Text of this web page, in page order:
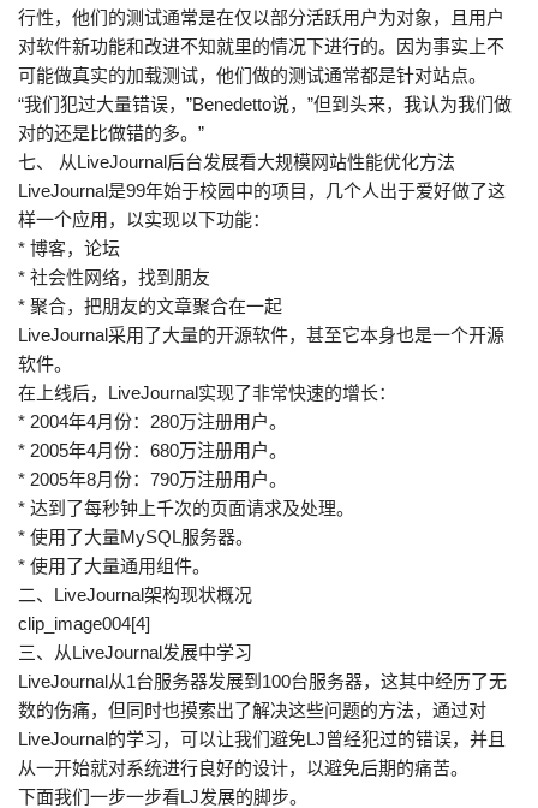
行性，他们的测试通常是在仅以部分活跃用户为对象，且用户
对软件新功能和改进不知就里的情况下进行的。因为事实上不
可能做真实的加载测试，他们做的测试通常都是针对站点。
“我们犯过大量错误，”Benedetto说，”但到头来，我认为我们做
对的还是比做错的多。”
七、 从LiveJournal后台发展看大规模网站性能优化方法
LiveJournal是99年始于校园中的项目，几个人出于爱好做了这
样一个应用，以实现以下功能：
* 博客，论坛
* 社会性网络，找到朋友
* 聚合，把朋友的文章聚合在一起
LiveJournal采用了大量的开源软件，甚至它本身也是一个开源
软件。
在上线后，LiveJournal实现了非常快速的增长：
* 2004年4月份：280万注册用户。
* 2005年4月份：680万注册用户。
* 2005年8月份：790万注册用户。
* 达到了每秒钟上千次的页面请求及处理。
* 使用了大量MySQL服务器。
* 使用了大量通用组件。
二、LiveJournal架构现状概况
clip_image004[4]
三、从LiveJournal发展中学习
LiveJournal从1台服务器发展到100台服务器，这其中经历了无
数的伤痛，但同时也摸索出了解决这些问题的方法，通过对
LiveJournal的学习，可以让我们避免LJ曾经犯过的错误，并且
从一开始就对系统进行良好的设计，以避免后期的痛苦。
下面我们一步一步看LJ发展的脚步。